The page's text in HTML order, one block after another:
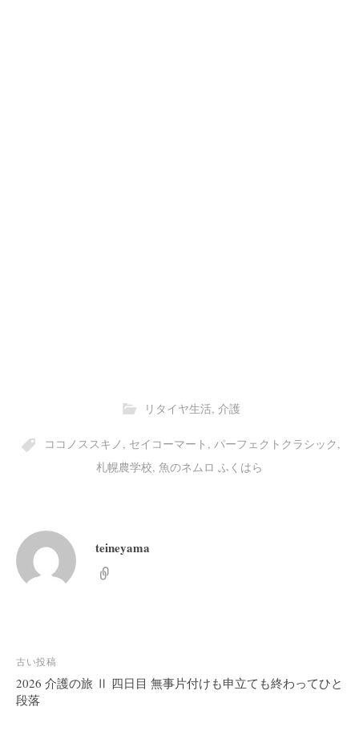
リタイヤ生活, 介護
ココノススキノ , セイコーマート , パーフェクトクラシック,
札幌農学校, 魚のネムロ ふくはら
teineyama
投
稿
ナ
古い投稿
2026 介護の旅 Ⅱ 四日目 無事片付けも申立ても終わってひと
段落